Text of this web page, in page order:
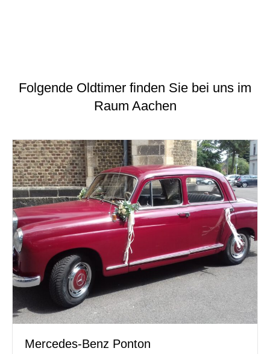
Folgende Oldtimer finden Sie bei uns im
Raum Aachen
Mercedes-Benz Ponton